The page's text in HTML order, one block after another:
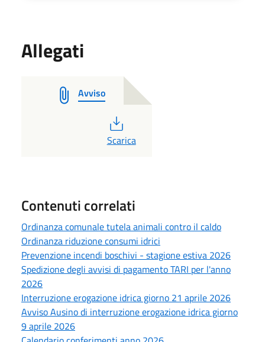
Allegati
Avviso
PDF
Scarica
Contenuti correlati
Ordinanza comunale tutela animali contro il caldo
Ordinanza riduzione consumi idrici
Prevenzione incendi boschivi - stagione estiva 2026
Spedizione degli avvisi di pagamento TARI per l'anno
2026
Interruzione erogazione idrica giorno 21 aprile 2026
Avviso Ausino di interruzione erogazione idrica giorno
9 aprile 2026